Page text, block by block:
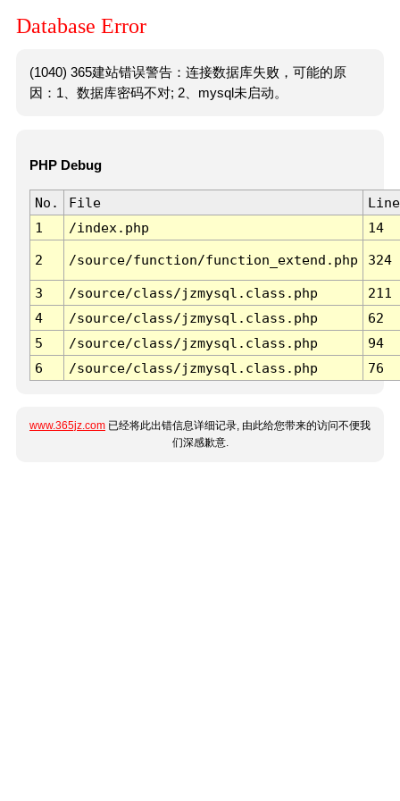
Database Error
(1040) 365建站错误警告：连接数据库失败，可能的原
因：1、数据库密码不对; 2、mysql未启动。
PHP Debug
No. File
Line
1
/index.php 14
2 /source/function/function_extend.php 324
3 /source/class/jzmysql.class.php
211
4
/source/class/jzmysql.class.php
62
5
/source/class/jzmysql.class.php
94
6
/source/class/jzmysql.class.php 76
www.365jz.com 已经将此出错信息详细记录, 由此给您带来的访问不便我
们深感歉意.